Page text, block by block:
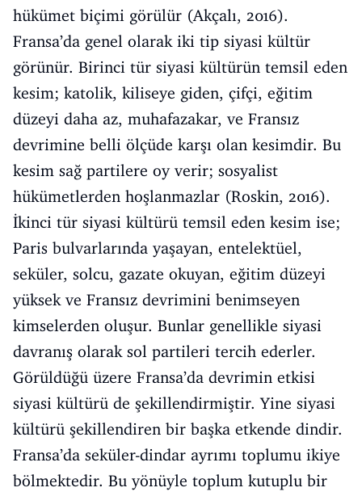
hükümet biçimi görülür (Akçalı, 2016).
Fransa’da genel olarak iki tip siyasi kültür
görünür. Birinci tür siyasi kültürün temsil eden
kesim; katolik, kiliseye giden, çifçi, eğitim
düzeyi daha az, muhafazakar, ve Fransız
devrimine belli ölçüde karşı olan kesimdir. Bu
kesim sağ partilere oy verir; sosyalist
hükümetlerden hoşlanmazlar (Roskin, 2016).
İkinci tür siyasi kültürü temsil eden kesim ise;
Paris bulvarlarında yaşayan, entelektüel,
seküler, solcu, gazate okuyan, eğitim düzeyi
yüksek ve Fransız devrimini benimseyen
kimselerden oluşur. Bunlar genellikle siyasi
davranış olarak sol partileri tercih ederler.
Görüldüğü üzere Fransa’da devrimin etkisi
siyasi kültürü de şekillendirmiştir. Yine siyasi
kültürü şekillendiren bir başka etkende dindir.
Fransa’da seküler-dindar ayrımı toplumu ikiye
bölmektedir. Bu yönüyle toplum kutuplu bir